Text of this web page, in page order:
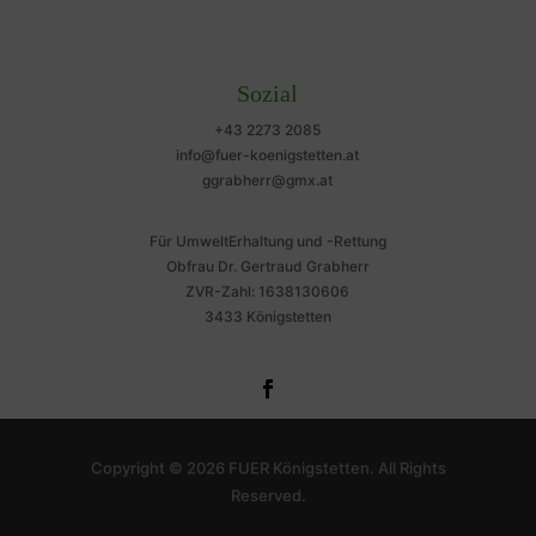
Sozial
+43 2273 2085
info@fuer-koenigstetten.at
ggrabherr@gmx.at
Für UmweltErhaltung und -Rettung
Obfrau Dr. Gertraud Grabherr
ZVR-Zahl: 1638130606
3433 Königstetten
Copyright © 2026 FUER Königstetten. All Rights
Reserved.